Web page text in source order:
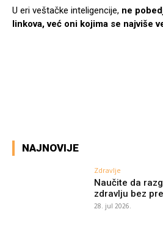
U eri veštačke inteligencije, ne
linkova, već oni kojima se najviše
NAJNOVIJE
Zdravlje
Naučite da
zdravlju bez
28. jul 2026.